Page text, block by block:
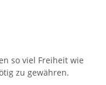
so viel Freiheit wie
zu gewähren.